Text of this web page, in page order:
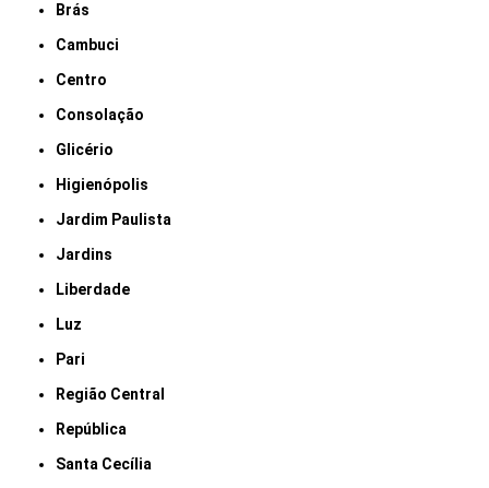
Brás
Cambuci
Centro
Consolação
Glicério
Higienópolis
Jardim Paulista
Jardins
Liberdade
Luz
Pari
Região Central
República
Santa Cecília